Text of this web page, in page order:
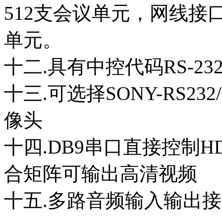
512支会议单元，网线接
单元。
十二.具有中控代码RS-
十三.可选择SONY-
像头
十四.DB9串口直接控制
合矩阵可输出高清视频
十五.多路音频输入输出